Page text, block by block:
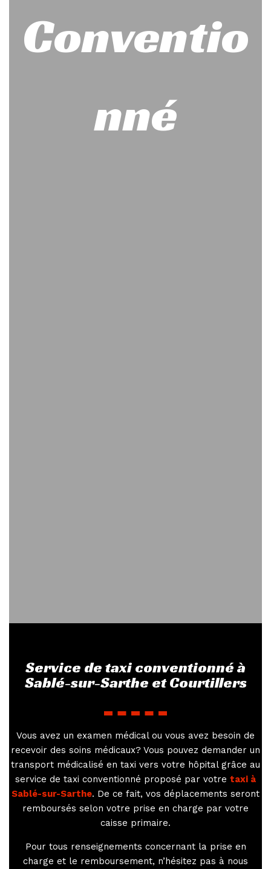
Conventio
nné
Service de taxi conventionné à
Sablé-sur-Sarthe et Courtillers
Vous avez un examen médical ou vous avez besoin de
recevoir des soins médicaux? Vous pouvez demander un
transport médicalisé en taxi vers votre hôpital grâce au
service de taxi conventionné proposé par votre taxi à
Sablé-sur-Sarthe. De ce fait, vos déplacements seront
remboursés selon votre prise en charge par votre
caisse primaire.
Pour tous renseignements concernant la prise en
charge et le remboursement, n’hésitez pas à nous